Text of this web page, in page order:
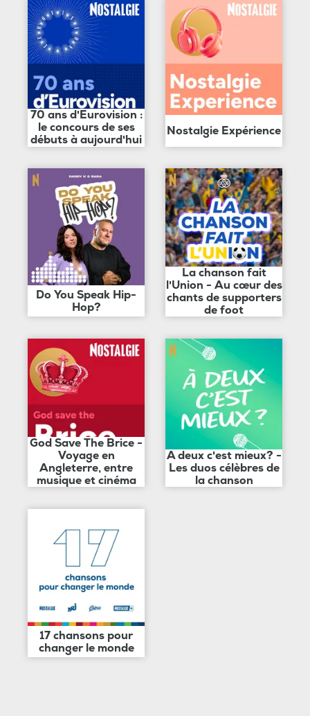
70 ans d'Eurovision :
le concours de ses
débuts à aujourd'hui
Nostalgie Expérience
Do You Speak Hip-
Hop?
La chanson fait
l'Union - Au cœur des
chants de supporters
de foot
God Save The Brice -
Voyage en
Angleterre, entre
musique et cinéma
A deux c'est mieux? -
Les duos célèbres de
la chanson
17 chansons pour
changer le monde